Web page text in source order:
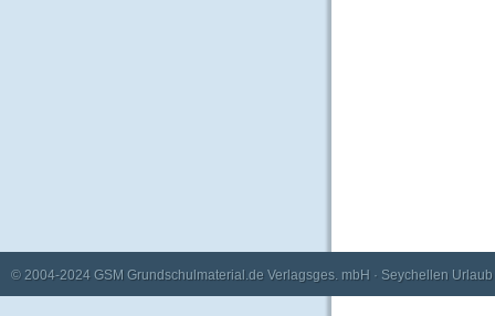
© 2004-2024 GSM Grundschulmaterial.de Verlagsges. mbH · Seychellen Urlaub